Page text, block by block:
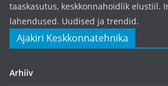
taaskasutus, keskkonnahoidlik elustiil.
lahendused. Uudised ja trendid.
Ajakiri Keskkonnatehnika
Arhiiv